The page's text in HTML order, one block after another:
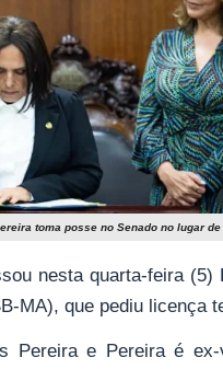
toma posse no Senado no lugar
nesta quarta-feira
MA), que pediu licença
Pereira e Pereira é